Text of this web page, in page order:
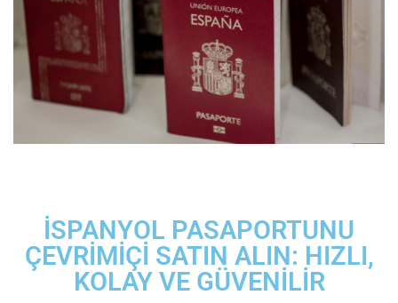
İSPANYOL PASAPORTUNU
ÇEVRIMIÇI SATIN ALIN: HIZLI,
KOLAY VE GÜVENILIR